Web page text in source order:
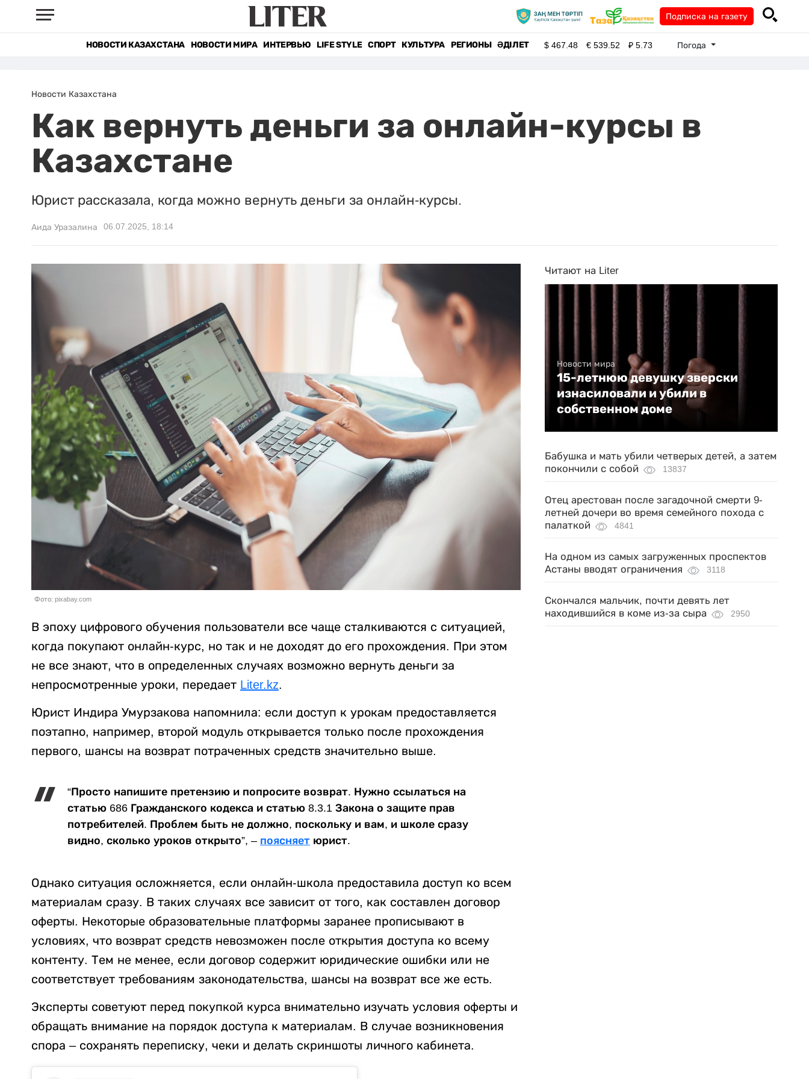
Подписка на газету
НОВОСТИ КАЗАХСТАНА НОВОСТИ МИРА ИНТЕРВЬЮ LIFE STYLE СПОРТ КУЛЬТУРА РЕГИОНЫ ӘДІЛЕТ $467.48 €539.52 ₽5.73 Погода
Новости Казахстана
Как вернуть деньги за онлайн-курсы в
Казахстане
Юрист рассказала, когда можно вернуть деньги за онлайн-курсы.
Аида Уразалина 06.07.2025, 18:14
Фото: pixabay.com
В эпоху цифрового обучения пользователи все чаще сталкиваются с ситуацией,
когда покупают онлайн-курс, но так и не доходят до его прохождения. При этом
не все знают, что в определенных случаях возможно вернуть деньги за
непросмотренные уроки, передает Liter.kz.
Юрист Индира Умурзакова напомнила: если доступ к урокам предоставляется
поэтапно, например, второй модуль открывается только после прохождения
первого, шансы на возврат потраченных средств значительно выше.
“Просто напишите претензию и попросите возврат. Нужно ссылаться на
статью 686 Гражданского кодекса и статью 8.3.1 Закона о защите прав
потребителей. Проблем быть не должно, поскольку и вам, и школе сразу
видно, сколько уроков открыто”, – поясняет юрист.
Однако ситуация осложняется, если онлайн-школа предоставила доступ ко всем
материалам сразу. В таких случаях все зависит от того, как составлен договор
оферты. Некоторые образовательные платформы заранее прописывают в
условиях, что возврат средств невозможен после открытия доступа ко всему
контенту. Тем не менее, если договор содержит юридические ошибки или не
соответствует требованиям законодательства, шансы на возврат все же есть.
Эксперты советуют перед покупкой курса внимательно изучать условия оферты и
обращать внимание на порядок доступа к материалам. В случае возникновения
спора – сохранять переписку, чеки и делать скриншоты личного кабинета.
Читают на Liter
Новости мира
15-летнюю девушку зверски
изнасиловали и убили в
собственном доме
Бабушка и мать убили четверых детей, а затем
покончили с собой
13837
Отец арестован после загадочной смерти 9-
летней дочери во время семейного похода с
палаткой
4841
На одном из самых загруженных проспектов
Астаны вводят ограничения
3118
Скончался мальчик, почти девять лет
находившийся в коме из-за сыра
2950